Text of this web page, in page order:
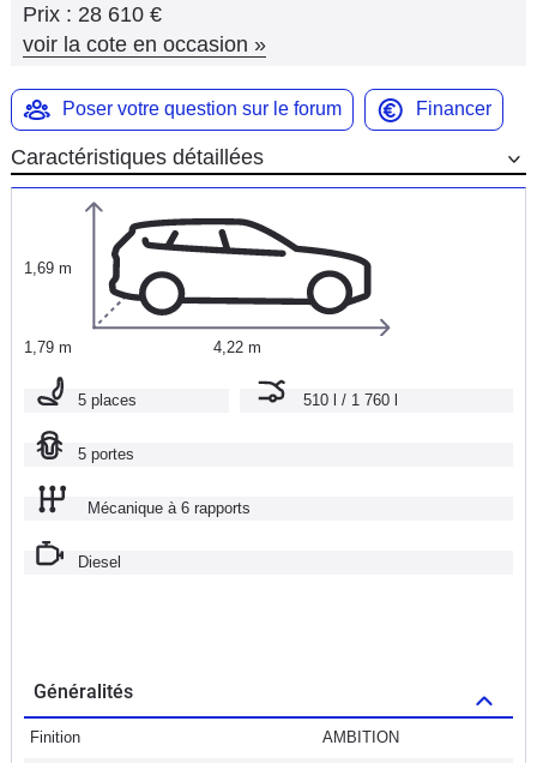
Moto
Marques
Prix : 28 610 €
voir la cote en occasion »
Poser votre question sur le forum Financer
Caractéristiques détaillées
1,69 m
1,79 m 4,22 m
5 places 510 l / 1 760 l
5 portes
Mécanique à 6 rapports
Diesel
Généralités
Finition AMBITION